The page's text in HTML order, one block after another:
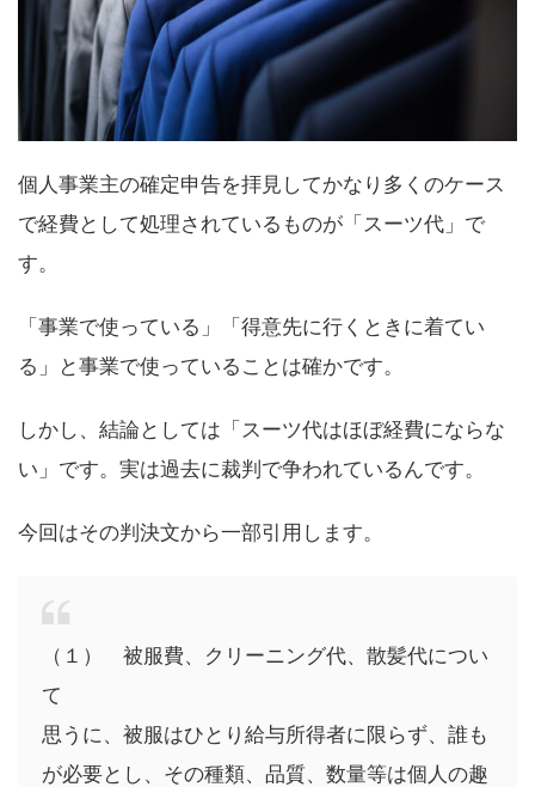
個人事業主の確定申告を拝見してかなり多くのケース
で経費として処理されているものが「スーツ代」で
す。
「事業で使っている」「得意先に行くときに着てい
る」と事業で使っていることは確かです。
しかし、結論としては「スーツ代はほぼ経費にならな
い」です。実は過去に裁判で争われているんです。
今回はその判決文から一部引用します。
（１） 被服費、クリーニング代、散髪代につい
て
思うに、被服はひとり給与所得者に限らず、誰も
が必要とし、その種類、品質、数量等は個人の趣